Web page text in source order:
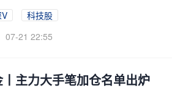
科技股
07-21 22:55
主力大手笔加仓名单出炉